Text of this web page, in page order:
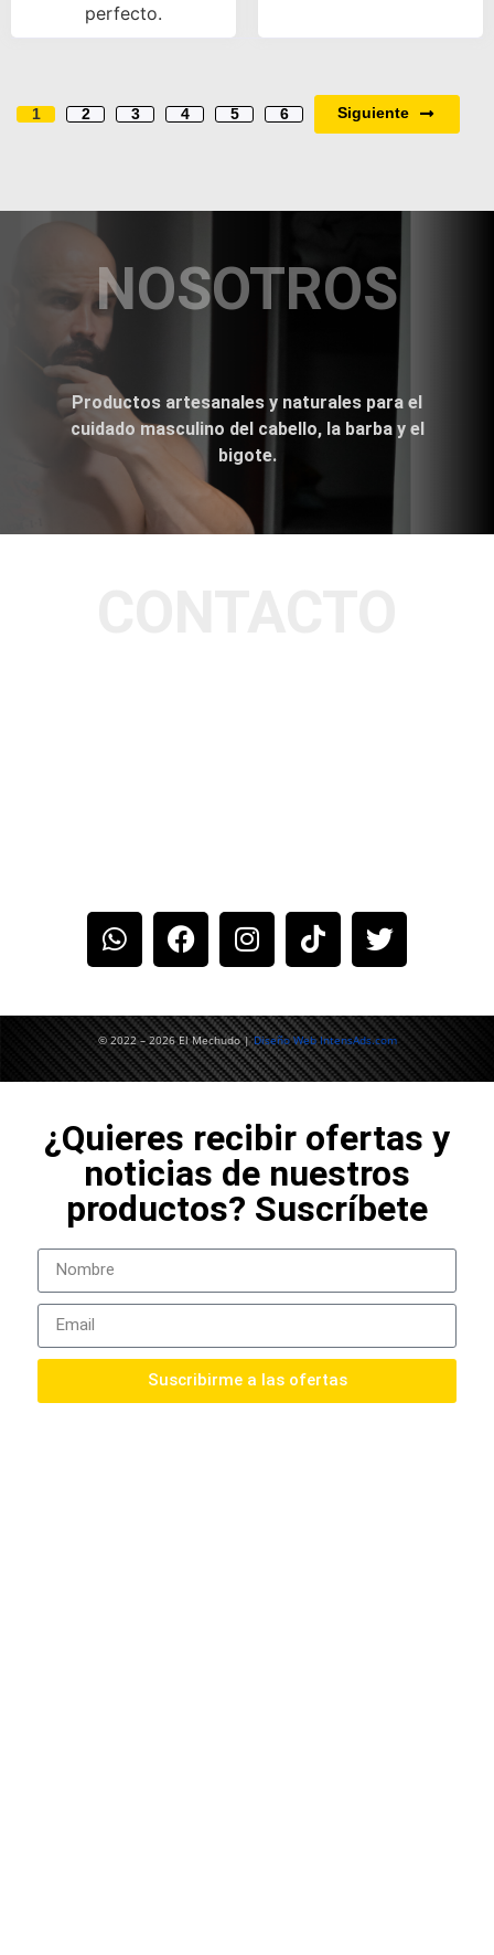
perfecto.
1 2 3 4 5 6 Siguiente
NOSOTROS
Productos artesanales y naturales para el
cuidado masculino del cabello, la barba y el
bigote.
© 2022 – 2026 El Mechudo |Diseño Web IntensAds.com
¿Quieres recibir ofertas y
noticias de nuestros
productos? Suscríbete
Suscribirme a las ofertas